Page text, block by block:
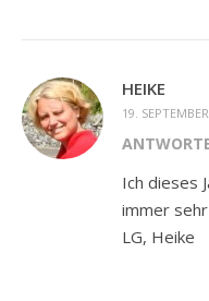
HEIKE
19.
Ich dieses
immer
LG, Heike